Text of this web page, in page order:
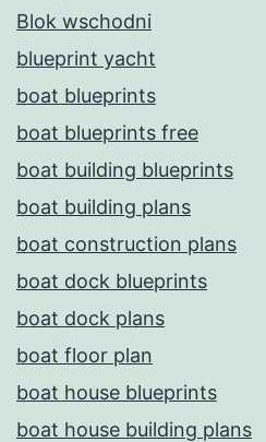
Blok wschodni
blueprint yacht
boat blueprints
boat blueprints free
boat building blueprints
boat building plans
boat construction plans
boat dock blueprints
boat dock plans
boat floor plan
boat house blueprints
boat house building plans